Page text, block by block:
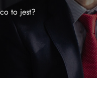
to jest?